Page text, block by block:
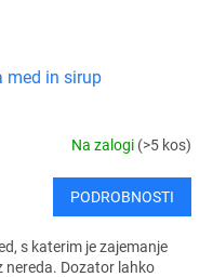
med in sirup
Na zalogi (>5 kos)
PODROBNOSTI
s katerim je zajemanje
nereda. Dozator lahko